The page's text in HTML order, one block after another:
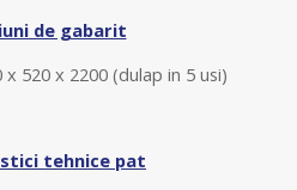
de gabarit
520 x 2200 (dulap in 5 usi)
tehnice pat